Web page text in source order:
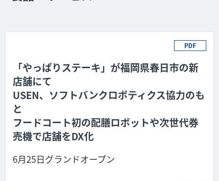
PDF
「やっぱりステーキ」が福岡県春日市の新
店舗にて
USEN、ソフトバンクロボティクス協力のも
と
フードコート初の配膳ロボットや次世代券
売機で店舗をDX化
6月25日グランドオープン